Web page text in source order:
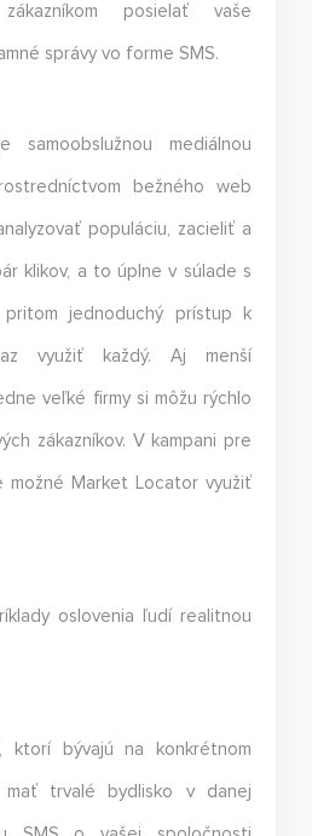
posielať vaše
správy vo forme SMS.
samoobslužnou mediálnou
bežného web
populáciu, zacieliť a
klikov, a to úplne v súlade s
pritom jednoduchý prístup k
využiť každý. Aj menší
veľké firmy si môžu rýchlo
zákazníkov. V kampani pre
možné Market Locator využiť
oslovenia ľudí realitnou
ktorí bývajú na konkrétnom
mať trvalé bydlisko v danej